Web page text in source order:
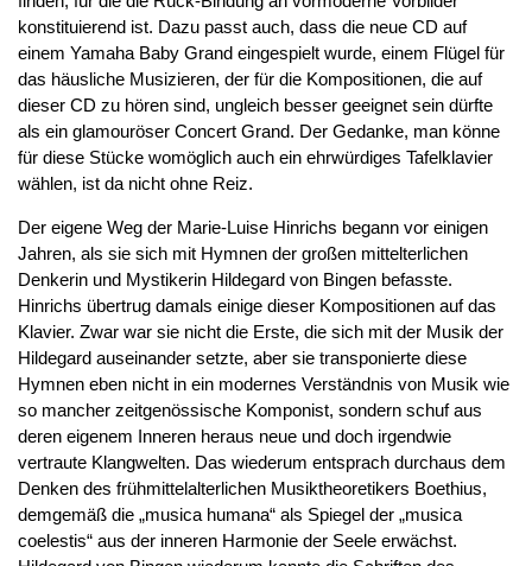
konstituierend ist. Dazu passt auch, dass die neue CD auf
einem Yamaha Baby Grand eingespielt wurde, einem Flügel für
das häusliche Musizieren, der für die Kompositionen, die auf
dieser CD zu hören sind, ungleich besser geeignet sein dürfte
als ein glamouröser Concert Grand. Der Gedanke, man könne
für diese Stücke womöglich auch ein ehrwürdiges Tafelklavier
wählen, ist da nicht ohne Reiz.
Der eigene Weg der Marie-Luise Hinrichs begann vor einigen
Jahren, als sie sich mit Hymnen der großen mittelterlichen
Denkerin und Mystikerin Hildegard von Bingen befasste.
Hinrichs übertrug damals einige dieser Kompositionen auf das
Klavier. Zwar war sie nicht die Erste, die sich mit der Musik der
Hildegard auseinander setzte, aber sie transponierte diese
Hymnen eben nicht in ein modernes Verständnis von Musik wie
so mancher zeitgenössische Komponist, sondern schuf aus
deren eigenem Inneren heraus neue und doch irgendwie
vertraute Klangwelten. Das wiederum entsprach durchaus dem
Denken des frühmittelalterlichen Musiktheoretikers Boethius,
demgemäß die „musica humana“ als Spiegel der „musica
coelestis“ aus der inneren Harmonie der Seele erwächst.